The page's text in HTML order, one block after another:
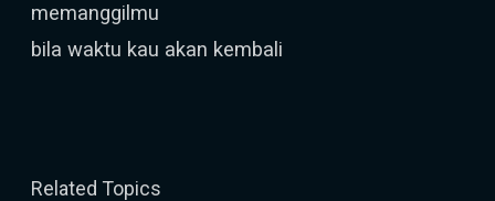
memanggilmu
bila waktu kau akan kembali
Related Topics